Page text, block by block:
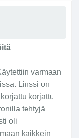
varmaan
Linssi on
korjattu
tehtyjä
oli
kaikkein